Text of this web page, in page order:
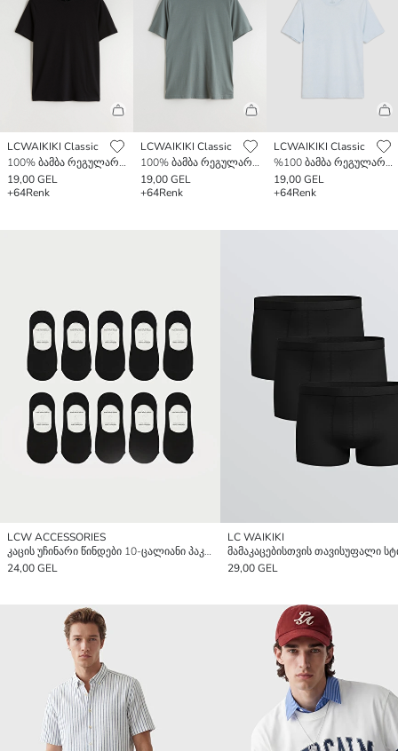
LCWAIKIKI Classic
100% ბამბა რეგულარული მოყვანილობის საბაზისო მაისური
19,00 GEL
+64Renk
LCWAIKIKI Classic
100% ბამბა რეგულარული მოყვანილობის საბაზისო მაისური
19,00 GEL
+64Renk
LCWAIKIKI Classic
%100 ბამბა რეგულარული მორგების საბაზისო მაისური
19,00 GEL
+64Renk
LCW ACCESSORIES
კაცის უჩინარი წინდები 10-ცალიანი პაკეტი
24,00 GEL
LC WAIKIKI
29,00 GEL